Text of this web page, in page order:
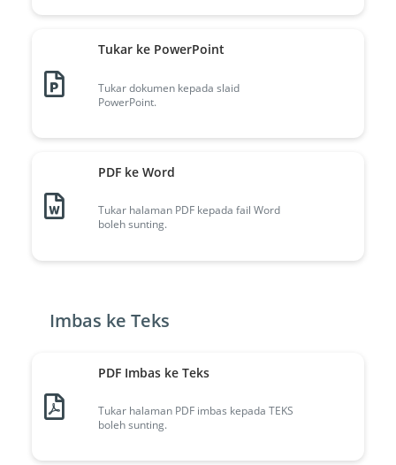
Tukar ke PowerPoint
Tukar dokumen kepada slaid
PowerPoint.
PDF ke Word
Tukar halaman PDF kepada fail Word
boleh sunting.
Imbas ke Teks
PDF Imbas ke Teks
Tukar halaman PDF imbas kepada TEKS
boleh sunting.